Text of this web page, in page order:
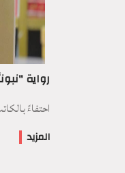
رواية
احتفاءً
المزيد